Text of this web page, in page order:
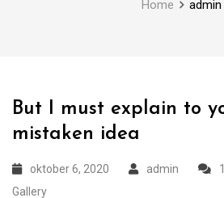
Home admin
But I must explain to
mistaken idea
oktober 6, 2020 admin
Gallery